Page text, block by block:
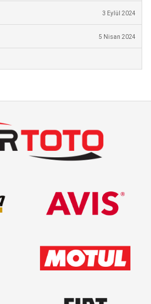
3 Eylül 2024
5 Nisan 2024